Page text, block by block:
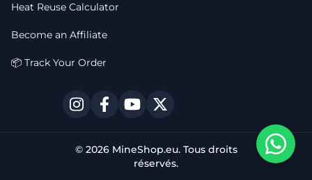
Heat Reuse Calculator
Become an Affiliate
📦 Track Your Order
© 2026 MineShop.eu. Tous droits
réservés.